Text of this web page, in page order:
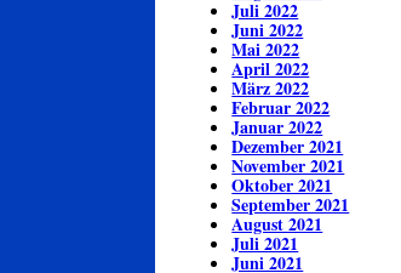
Juli 2022
Juni 2022
Mai 2022
April 2022
März 2022
Februar 2022
Januar 2022
Dezember 2021
November 2021
Oktober 2021
September 2021
August 2021
Juli 2021
Juni 2021